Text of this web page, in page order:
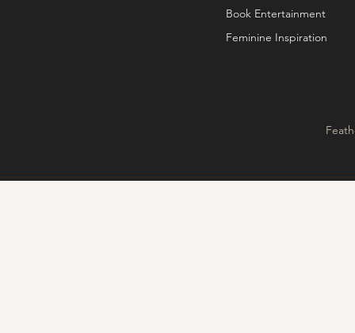
Book Entertainment
Feminine Inspiration